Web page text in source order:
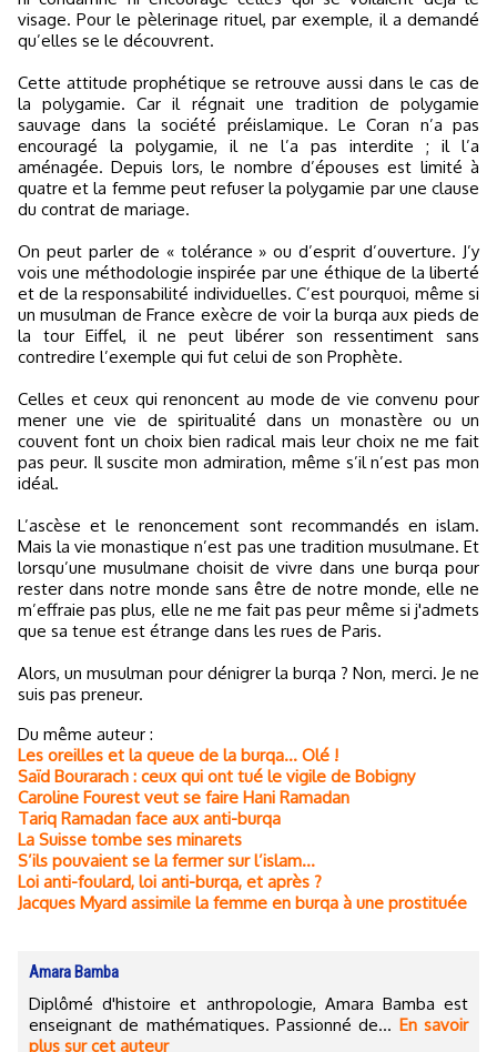
visage. Pour le pèlerinage rituel, par exemple, il a demandé
qu’elles se le découvrent.
Cette attitude prophétique se retrouve aussi dans le cas de
la polygamie. Car il régnait une tradition de polygamie
sauvage dans la société préislamique. Le Coran n’a pas
encouragé la polygamie, il ne l’a pas interdite ; il l’a
aménagée. Depuis lors, le nombre d’épouses est limité à
quatre et la femme peut refuser la polygamie par une clause
du contrat de mariage.
On peut parler de « tolérance » ou d’esprit d’ouverture. J’y
vois une méthodologie inspirée par une éthique de la liberté
et de la responsabilité individuelles. C’est pourquoi, même si
un musulman de France exècre de voir la burqa aux pieds de
la tour Eiffel, il ne peut libérer son ressentiment sans
contredire l’exemple qui fut celui de son Prophète.
Celles et ceux qui renoncent au mode de vie convenu pour
mener une vie de spiritualité dans un monastère ou un
couvent font un choix bien radical mais leur choix ne me fait
pas peur. Il suscite mon admiration, même s’il n’est pas mon
idéal.
L’ascèse et le renoncement sont recommandés en islam.
Mais la vie monastique n’est pas une tradition musulmane. Et
lorsqu’une musulmane choisit de vivre dans une burqa pour
rester dans notre monde sans être de notre monde, elle ne
m’effraie pas plus, elle ne me fait pas peur même si j'admets
que sa tenue est étrange dans les rues de Paris.
Alors, un musulman pour dénigrer la burqa ? Non, merci. Je ne
suis pas preneur.
Du même auteur :
Les oreilles et la queue de la burqa… Olé !
Saïd Bourarach : ceux qui ont tué le vigile de Bobigny
Caroline Fourest veut se faire Hani Ramadan
Tariq Ramadan face aux anti-burqa
La Suisse tombe ses minarets
S’ils pouvaient se la fermer sur l’islam…
Loi anti-foulard, loi anti-burqa, et après ?
Jacques Myard assimile la femme en burqa à une prostituée
Amara Bamba
Diplômé d'histoire et anthropologie, Amara Bamba est
enseignant de mathématiques. Passionné de... En savoir
plus sur cet auteur